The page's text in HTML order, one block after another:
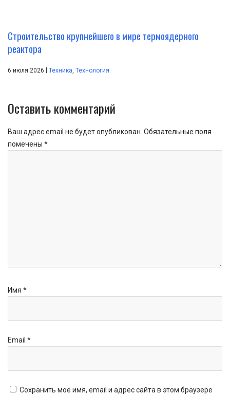
Строительство крупнейшего в мире термоядерного
реактора
6 июля 2026 Техника, Технология
Оставить комментарий
Ваш адрес email не будет опубликован. Обязательные поля
помечены *
Имя *
Email *
Сохранить моё имя, email и адрес сайта в этом браузере